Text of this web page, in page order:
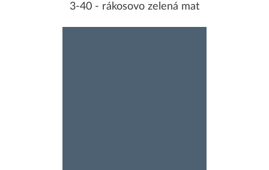
3-40 - rákosovo zelená mat